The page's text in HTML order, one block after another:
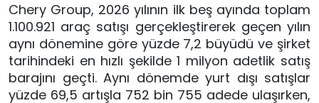
Chery Group, 2026 yılının ilk beş ayında toplam
1.100.921 araç satışı gerçekleştirerek geçen yılın
aynı dönemine göre yüzde 7,2 büyüdü ve şirket
tarihindeki en hızlı şekilde 1 milyon adetlik satış
barajını geçti. Aynı dönemde yurt dışı satışlar
yüzde 69,5 artışla 752 bin 755 adede ulaşırken,